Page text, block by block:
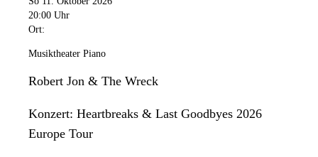
20:00 Uhr
Ort:
Musiktheater Piano
Robert Jon & The Wreck
Konzert: Heartbreaks & Last Goodbyes 2026
Europe Tour